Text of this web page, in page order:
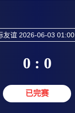
友谊 2026-06-03
0 : 0
已完赛